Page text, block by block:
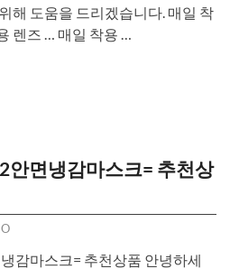
해 도움을 드리겠습니다. 매일 착
렌즈 … 매일 착용 …
안면냉감마스크= 추천상
감마스크= 추천상품 안녕하세